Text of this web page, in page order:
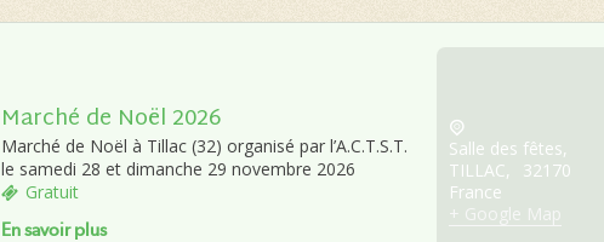
Marché de Noël 2026
Marché de Noël à Tillac (32) organisé par l’A.C.T.S.T.
le samedi 28 et dimanche 29 novembre 2026
Gratuit
En savoir plus
Salle des fêtes,
TILLAC,
32170
France
+ Google Map